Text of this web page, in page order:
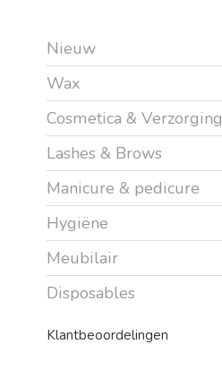
Nieuw
Wax
Cosmetica & Verzorging
Lashes & Brows
Manicure & pedicure
Hygiëne
Meubilair
Disposables
Klantbeoordelingen